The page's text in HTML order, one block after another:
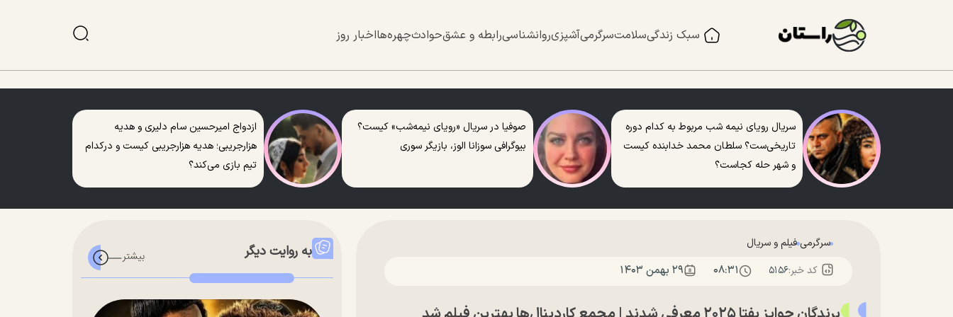
سبک زندگیسلامتسرگرمیآشپزیروانشناسیرابطه و عشقحوادثچهره‌هااخبار روز
سریال رویای نیمه شب مربوط به کدام دوره
تاریخی‌ست؟ سلطان محمد خدابنده کیست
و شهر حله کجاست؟
صوفیا در سریال «رویای نیمه‌شب» کیست؟
بیوگرافی سوزانا الوز، بازیگر سوری
ازدواج امیرحسین سام دلیری و هدیه
هزارجریبی؛ هدیه هزارجریبی کیست و درکدام
تیم بازی می‌کند؟
سرگرمی فیلم و سریال
کد خبر:۵۱۵۶ ۰۸:۳۱ ۲۹ بهمن ۱۴۰۳
به روایت دیگر